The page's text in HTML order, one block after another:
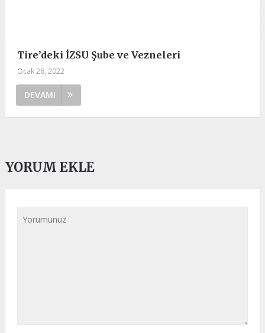
Tire’deki İZSU Şube ve Vezneleri
Ocak 26, 2022
DEVAMI
YORUM EKLE